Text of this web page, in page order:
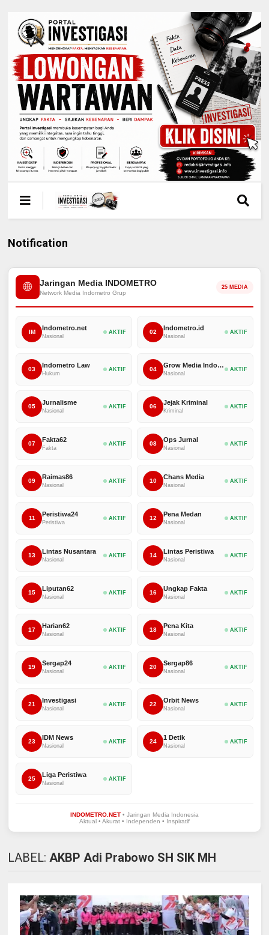
Notification
🌐 Jaringan Media INDOMETRO
Network Media Indometro Grup
25 MEDIA
IM
Indometro.net
Nasional
AKTIF 02
Indometro.id
Nasional
AKTIF
03
Indometro Law
Hukum
AKTIF 04
Grow Media Indonesia
Nasional
AKTIF
05
Jurnalisme
Nasional
AKTIF 06
Jejak Kriminal
Kriminal
AKTIF
07
Fakta62
Fakta
AKTIF 08
Ops Jurnal
Nasional
AKTIF
09
Raimas86
Nasional
AKTIF 10
Chans Media
Nasional
AKTIF
11
Peristiwa24
Peristiwa
AKTIF 12
Pena Medan
Nasional
AKTIF
13
Lintas Nusantara
Nasional
AKTIF 14
Lintas Peristiwa
Nasional
AKTIF
15
Liputan62
Nasional
AKTIF 16
Ungkap Fakta
Nasional
AKTIF
17
Harian62
Nasional
AKTIF 18
Pena Kita
Nasional
AKTIF
19
Sergap24
Nasional
AKTIF 20
Sergap86
Nasional
AKTIF
21
Investigasi
Nasional
AKTIF 22
Orbit News
Nasional
AKTIF
23
IDM News
Nasional
AKTIF 24
1 Detik
Nasional
AKTIF
25
Liga Peristiwa
Nasional
AKTIF
INDOMETRO.NET• Jaringan Media Indonesia
Aktual • Akurat • Independen • Inspiratif
LABEL: AKBP Adi Prabowo SH SIK MH